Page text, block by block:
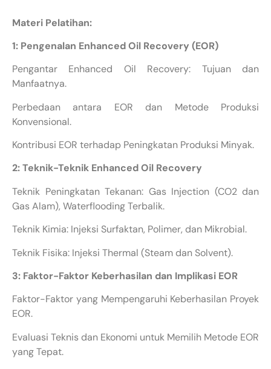
Materi Pelatihan:
1: Pengenalan Enhanced Oil Recovery (EOR)
Pengantar Enhanced Oil Recovery: Tujuan dan
Manfaatnya.
Perbedaan antara EOR dan Metode Produksi
Konvensional.
Kontribusi EOR terhadap Peningkatan Produksi Minyak.
2: Teknik-Teknik Enhanced Oil Recovery
Teknik Peningkatan Tekanan: Gas Injection (CO2 dan
Gas Alam), Waterflooding Terbalik.
Teknik Kimia: Injeksi Surfaktan, Polimer, dan Mikrobial.
Teknik Fisika: Injeksi Thermal (Steam dan Solvent).
3: Faktor-Faktor Keberhasilan dan Implikasi EOR
Faktor-Faktor yang Mempengaruhi Keberhasilan Proyek
EOR.
Evaluasi Teknis dan Ekonomi untuk Memilih Metode EOR
yang Tepat.